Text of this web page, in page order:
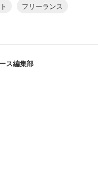
ミー」という場を活用し
時間を30分から売買
の1人。「オンライン
たフリーランスを支
現在2万円。2年前か
フリーランス
ス編集部